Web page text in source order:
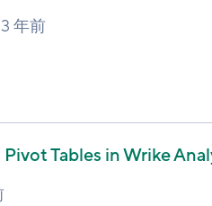
3 年前
Tables in Wrike